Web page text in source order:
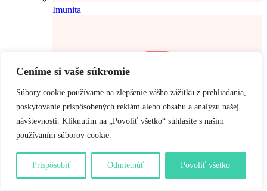
Ceníme si vaše súkromie
Súbory cookie používame na zlepšenie vášho zážitku z prehliadania,
poskytovanie prispôsobených reklám alebo obsahu a analýzu našej
návštevnosti. Kliknutím na „Povoliť všetko“ súhlasíte s naším
používaním súborov cookie.
Prispôsobiť Odmietnúť Povoliť všetko
Imunita